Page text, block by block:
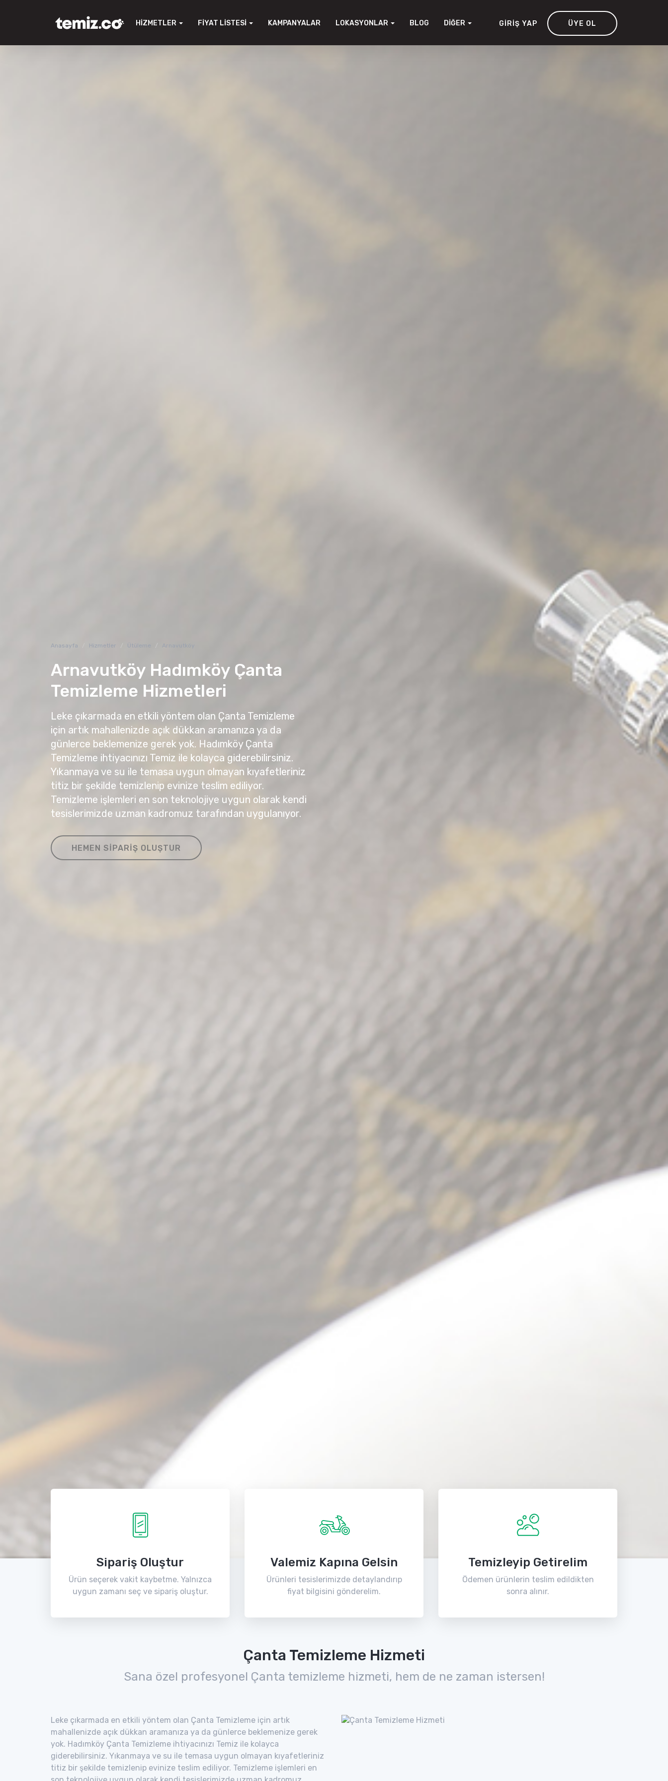
HIZMETLER FIYAT LISTESI KAMPANYALAR LOKASYONLAR BLOG DIĞER GIRIŞ YAP ÜYE OL
Anasayfa Hizmetler Ütüleme Arnavutköy
Arnavutköy Hadımköy Çanta
Temizleme Hizmetleri
Leke çıkarmada en etkili yöntem olan Çanta Temizleme
için artık mahallenizde açık dükkan aramanıza ya da
günlerce beklemenize gerek yok. Hadımköy Çanta
Temizleme ihtiyacınızı Temiz ile kolayca giderebilirsiniz.
Yıkanmaya ve su ile temasa uygun olmayan kıyafetleriniz
titiz bir şekilde temizlenip evinize teslim ediliyor.
Temizleme işlemleri en son teknolojiye uygun olarak kendi
tesislerimizde uzman kadromuz tarafından uygulanıyor.
HEMEN SIPARIŞ OLUŞTUR
Sipariş Oluştur
Ürün seçerek vakit kaybetme. Yalnızca
uygun zamanı seç ve sipariş oluştur.
Valemiz Kapına Gelsin
Ürünleri tesislerimizde detaylandırıp
fiyat bilgisini gönderelim.
Temizleyip Getirelim
Ödemen ürünlerin teslim edildikten
sonra alınır.
Çanta Temizleme Hizmeti
Sana özel profesyonel Çanta temizleme hizmeti, hem de ne zaman istersen!
Leke çıkarmada en etkili yöntem olan Çanta Temizleme için artık
mahallenizde açık dükkan aramanıza ya da günlerce beklemenize gerek
yok. Hadımköy Çanta Temizleme ihtiyacınızı Temiz ile kolayca
giderebilirsiniz. Yıkanmaya ve su ile temasa uygun olmayan kıyafetleriniz
titiz bir şekilde temizlenip evinize teslim ediliyor. Temizleme işlemleri en